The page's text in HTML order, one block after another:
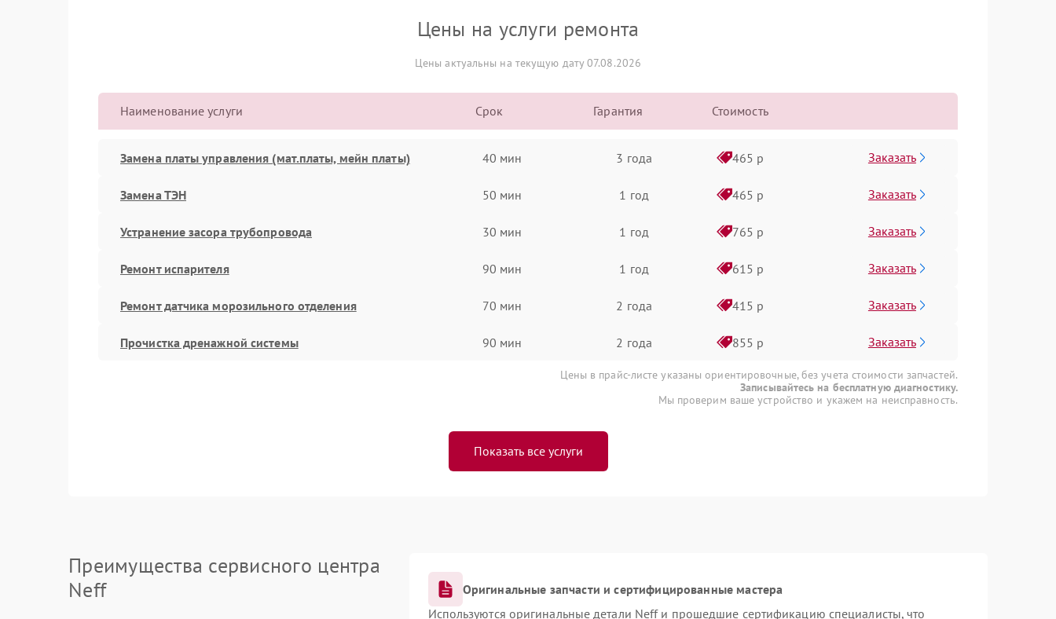
Цены на услуги ремонта
Цены актуальны на текущую дату 07.08.2026
Наименование услуги Срок Гарантия Стоимость
Замена платы управления (мат.платы, мейн платы) 40 мин 3 года 465 р Заказать
Замена ТЭН 50 мин 1 год 465 р Заказать
Устранение засора трубопровода 30 мин 1 год 765 р Заказать
Ремонт испарителя 90 мин 1 год 615 р Заказать
Ремонт датчика морозильного отделения 70 мин 2 года 415 р Заказать
Прочистка дренажной системы 90 мин 2 года 855 р Заказать
Цены в прайс-листе указаны ориентировочные, без учета стоимости запчастей.
Записывайтесь на бесплатную диагностику.
Мы проверим ваше устройство и укажем на неисправность.
Показать все услуги
Преимущества сервисного центра
Neff
Оригинальные запчасти и сертифицированные мастера
Используются оригинальные детали Neff и прошедшие сертификацию специалисты, что